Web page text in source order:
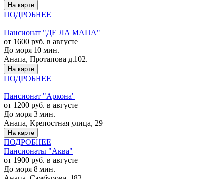
На карте
ПОДРОБНЕЕ
Пансионат "ДЕ ЛА МАПА"
от 1600 руб. в августе
До моря 10 мин.
Анапа, Протапова д.102.
На карте
ПОДРОБНЕЕ
Пансионат "Аркона"
от 1200 руб. в августе
До моря 3 мин.
Анапа, Крепостная улица, 29
На карте
ПОДРОБНЕЕ
Пансионаты "Аква"
от 1900 руб. в августе
До моря 8 мин.